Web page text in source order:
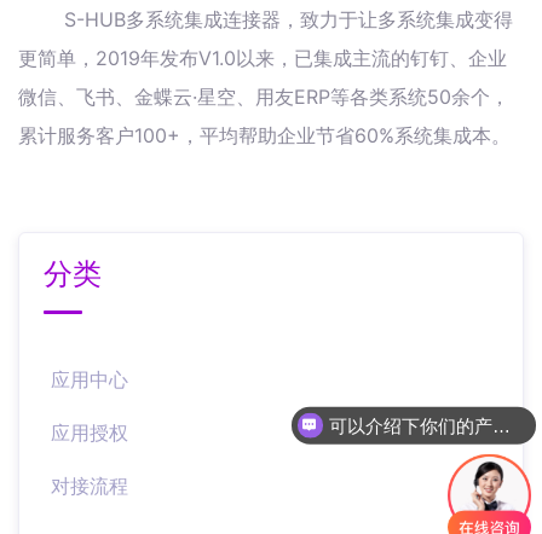
S-HUB多系统集成连接器，致力于让多系统集成变得
更简单，2019年发布V1.0以来，已集成主流的钉钉、企业
微信、飞书、金蝶云·星空、用友ERP等各类系统50余个，
累计服务客户100+，平均帮助企业节省60%系统集成本。
分类
应用中心
应用授权
对接流程
可以介绍下你们的产品么